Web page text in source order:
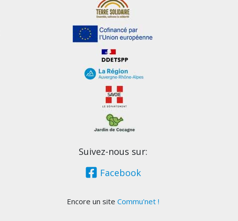
Suivez-nous sur:
Facebook
Encore un site Commu'net !